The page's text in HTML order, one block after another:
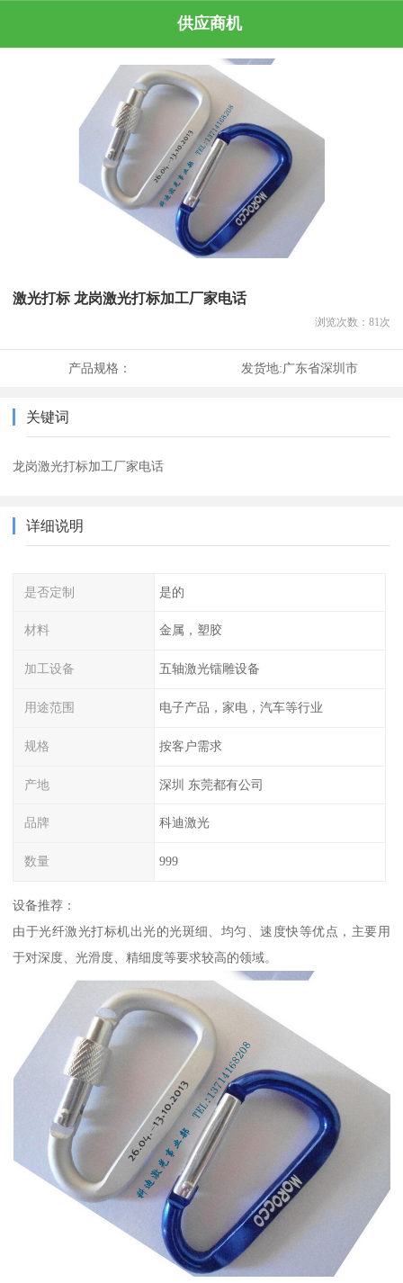
供应商机
激光打标 龙岗激光打标加工厂家电话
浏览次数： 81 次
产品规格： 发货地:广东省深圳市
关键词
龙岗激光打标加工厂家电话
详细说明
是否定制 是的
材料 金属，塑胶
加工设备 五轴激光镭雕设备
用途范围 电子产品，家电，汽车等行业
规格 按客户需求
产地 深圳 东莞都有公司
品牌 科迪激光
数量 999
设备推荐：
由于光纤激光打标机出光的光斑细、均匀、速度快等优点，主要用
于对深度、光滑度、精细度等要求较高的领域。